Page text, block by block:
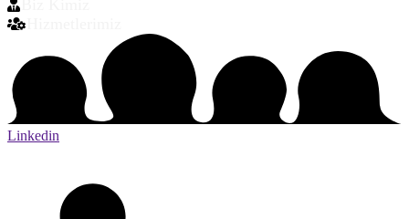
Linkedin